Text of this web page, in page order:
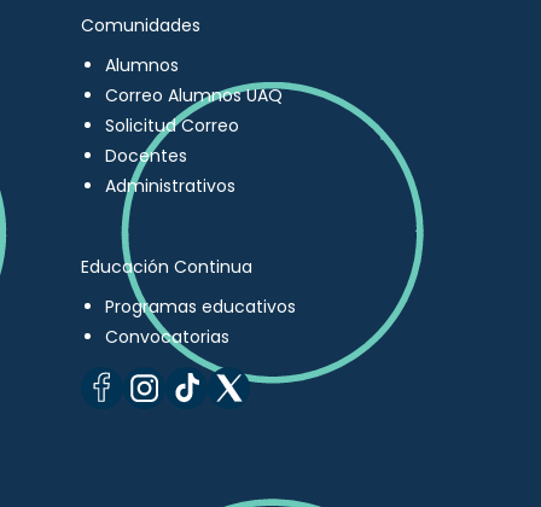
Comunidades
Alumnos
Correo Alumnos UAQ
Solicitud Correo
Docentes
Administrativos
Educación Continua
Programas educativos
Convocatorias